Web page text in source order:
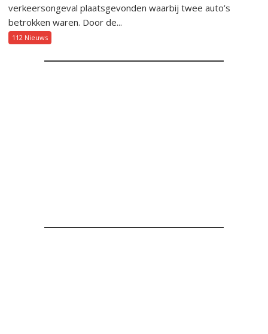
verkeersongeval plaatsgevonden waarbij twee auto’s
betrokken waren. Door de...
112 Nieuws